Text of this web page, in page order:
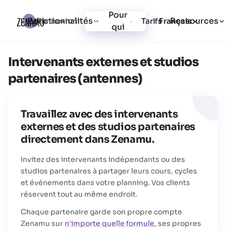
Fonctionnalités
Pour
qui
Tarifs Ressources
Connexion Inscription Français
Intervenants externes et studios
partenaires (antennes)
Travaillez avec des intervenants
externes et des studios partenaires
directement dans Zenamu.
Invitez des intervenants indépendants ou des
studios partenaires à partager leurs cours, cycles
et événements dans votre planning. Vos clients
réservent tout au même endroit.
Chaque partenaire garde son propre compte
Zenamu sur n'importe quelle formule, ses propres